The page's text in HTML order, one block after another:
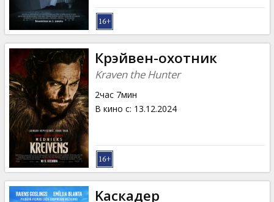
Крэйвен-охотник
Kraven the Hunter
2час 7мин
В кино с: 13.12.2024
Kаскадер